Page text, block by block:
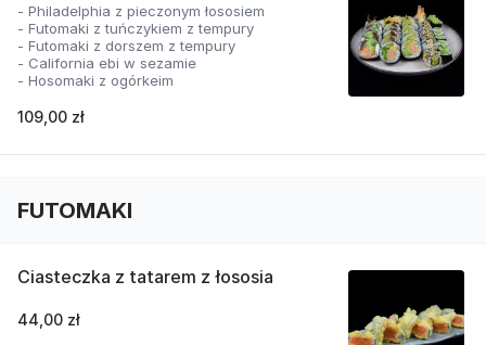
- Philadelphia z pieczonym łososiem
- Futomaki z tuńczykiem z tempury
- Futomaki z dorszem z tempury
- California ebi w sezamie
- Hosomaki z ogórkeim
109,00 zł
FUTOMAKI
Ciasteczka z tatarem z łososia
44,00 zł